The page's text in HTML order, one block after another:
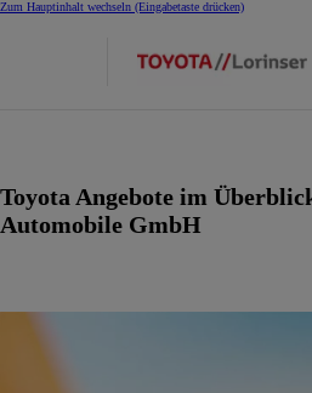
Zum Hauptinhalt wechseln (Eingabetaste drücken)
Toyota Angebote im
Automobile GmbH